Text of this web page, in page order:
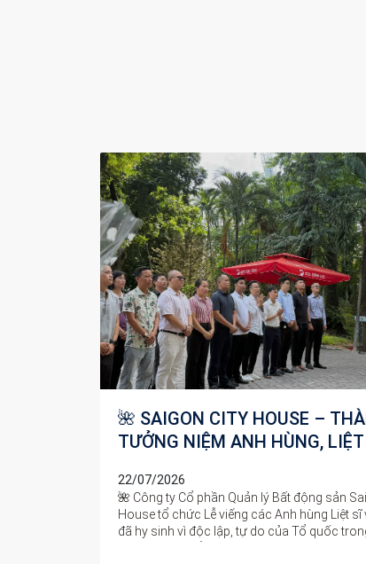
🎉 KHÉP LẠI HÀNH TRÌNH 06
ĐẦU NĂM – SẴN SÀNG BỨT
13/07/2026
Vừa qua, Saigon City House đã tổ chức
Tiệc Tổng kết 06 tháng đầu năm 2026,
mốc ý nghĩa trong hành trình phát triển của